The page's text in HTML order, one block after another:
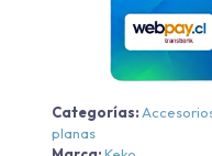
2022
cantidad
Categorías:
planas